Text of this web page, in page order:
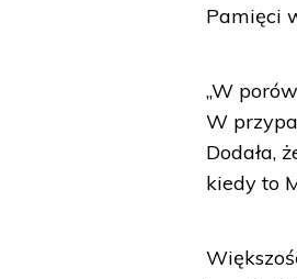
Pamięci
„W
W
Dodała,
kiedy to